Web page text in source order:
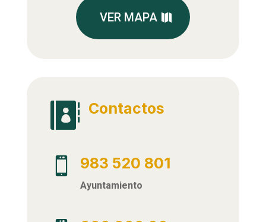
VER MAPA
 Contactos
 983 520 801
Ayuntamiento